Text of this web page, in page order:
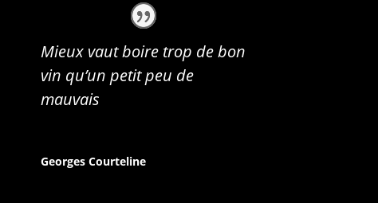
Mieux vaut boire trop de bon
vin qu’un petit peu de
mauvais
Georges Courteline